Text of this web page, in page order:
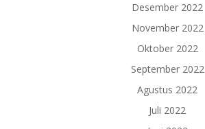
Desember 2022
November 2022
Oktober 2022
September 2022
Agustus 2022
Juli 2022